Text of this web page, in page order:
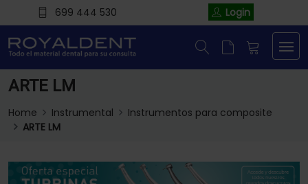
699 444 530 Login
ARTE LM
Home Instrumental
Instrumentos para composite
ARTE LM